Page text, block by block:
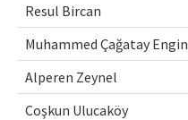
Resul Bircan
Muhammed Çağatay Engin
Alperen Zeynel
Coşkun Ulucaköy